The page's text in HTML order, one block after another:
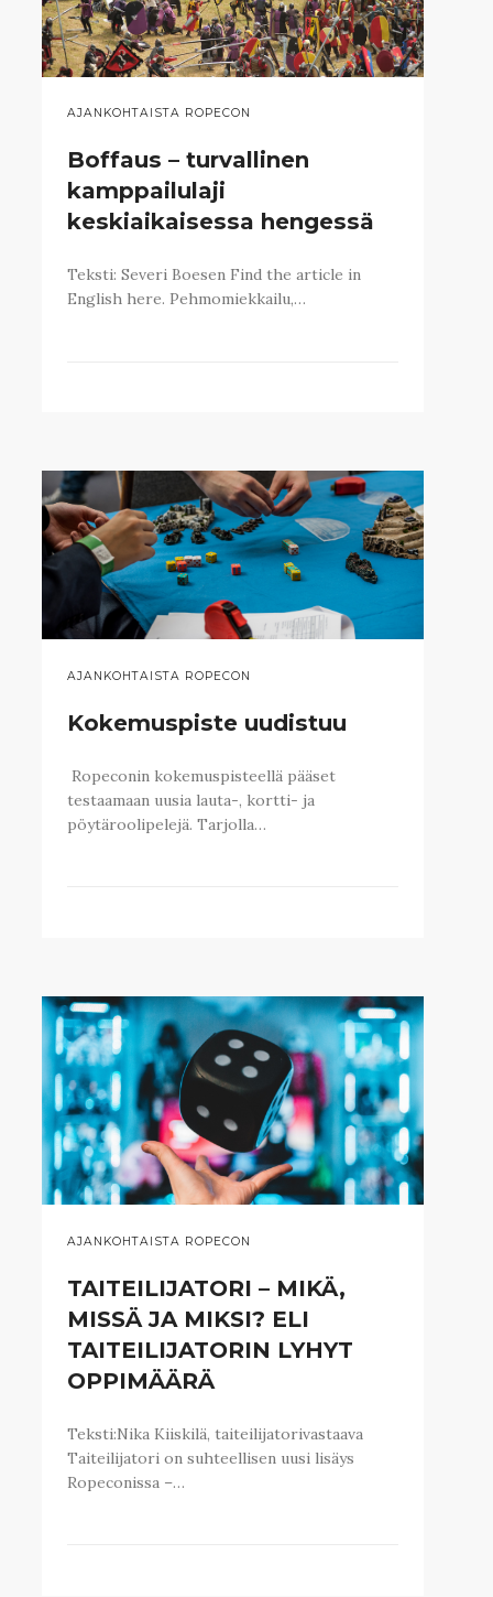
AJANKOHTAISTA ROPECON
Boffaus – turvallinen
kamppailulaji
keskiaikaisessa hengessä
Teksti: Severi Boesen Find the article in
English here. Pehmomiekkailu,…
AJANKOHTAISTA ROPECON
Kokemuspiste uudistuu
Ropeconin kokemuspisteellä pääset
testaamaan uusia lauta-, kortti- ja
pöytäroolipelejä. Tarjolla…
AJANKOHTAISTA ROPECON
TAITEILIJATORI – MIKÄ,
MISSÄ JA MIKSI? ELI
TAITEILIJATORIN LYHYT
OPPIMÄÄRÄ
Teksti:Nika Kiiskilä, taiteilijatorivastaava
Taiteilijatori on suhteellisen uusi lisäys
Ropeconissa –…